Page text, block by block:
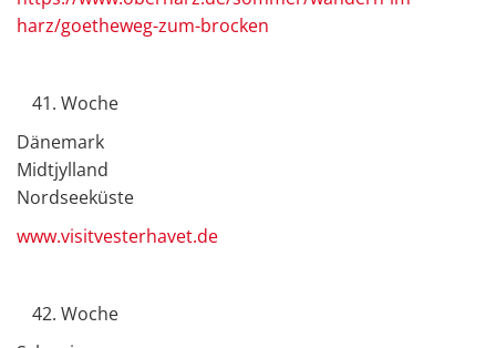
harz/goetheweg-zum-brocken
Woche
Dänemark
Midtjylland
Nordseeküste
www.visitvesterhavet.de
Woche